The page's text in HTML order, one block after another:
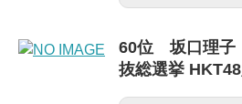
60位 坂口理子
抜総選挙 HKT48